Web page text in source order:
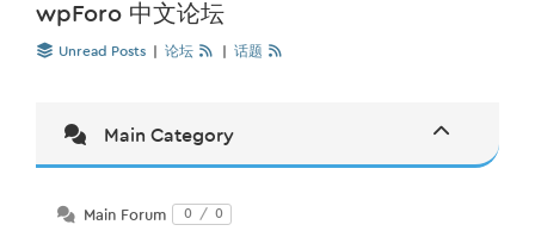
wpForo 中文论坛
Unread Posts 论坛 话题
Main Category
Main Forum 0 / 0